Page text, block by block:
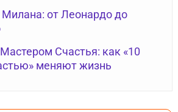
от Леонардо до
Счастья: как «10
меняют жизнь